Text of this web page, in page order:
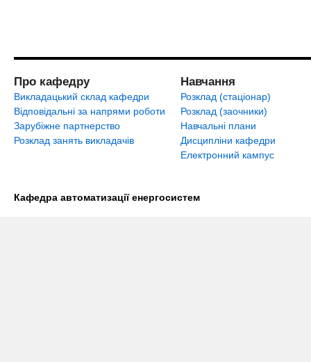
Про кафедру
Викладацький склад кафедри
Відповідальні за напрями роботи
Зарубіжне партнерство
Розклад занять викладачів
Навчання
Розклад (стаціонар)
Розклад (заочники)
Навчальні плани
Дисципліни кафедри
Електронний кампус
Кафедра автоматизації енергосистем